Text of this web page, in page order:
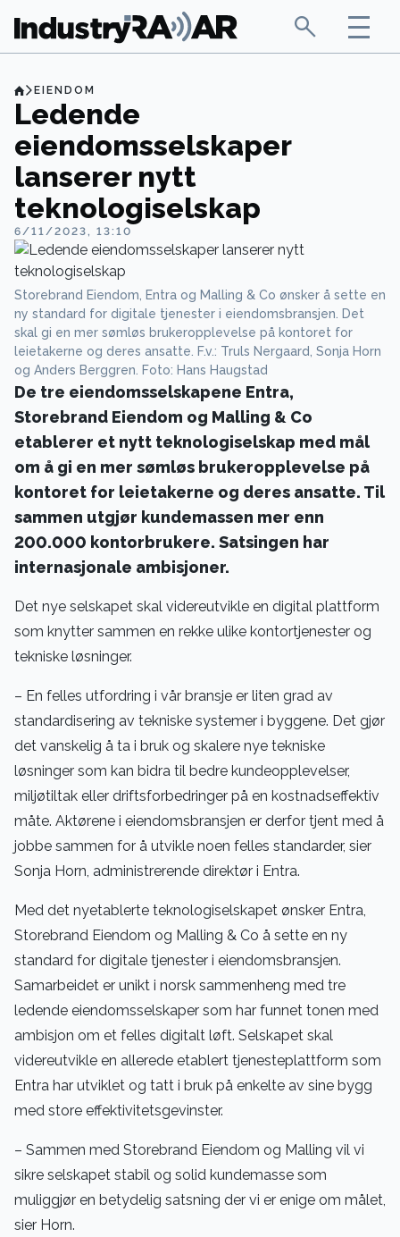
EIENDOM
Ledende
eiendomsselskaper
lanserer nytt
teknologiselskap
6/11/2023, 13:10
Storebrand Eiendom, Entra og Malling & Co ønsker å sette en
ny standard for digitale tjenester i eiendomsbransjen. Det
skal gi en mer sømløs brukeropplevelse på kontoret for
leietakerne og deres ansatte. F.v.: Truls Nergaard, Sonja Horn
og Anders Berggren. Foto: Hans Haugstad
De tre eiendomsselskapene Entra,
Storebrand Eiendom og Malling & Co
etablerer et nytt teknologiselskap med mål
om å gi en mer sømløs brukeropplevelse på
kontoret for leietakerne og deres ansatte. Til
sammen utgjør kundemassen mer enn
200.000 kontorbrukere. Satsingen har
internasjonale ambisjoner.
Det nye selskapet skal videreutvikle en digital plattform
som knytter sammen en rekke ulike kontortjenester og
tekniske løsninger.
– En felles utfordring i vår bransje er liten grad av
standardisering av tekniske systemer i byggene. Det gjør
det vanskelig å ta i bruk og skalere nye tekniske
løsninger som kan bidra til bedre kundeopplevelser,
miljøtiltak eller driftsforbedringer på en kostnadseffektiv
måte. Aktørene i eiendomsbransjen er derfor tjent med å
jobbe sammen for å utvikle noen felles standarder, sier
Sonja Horn, administrerende direktør i Entra.
Med det nyetablerte teknologiselskapet ønsker Entra,
Storebrand Eiendom og Malling & Co å sette en ny
standard for digitale tjenester i eiendomsbransjen.
Samarbeidet er unikt i norsk sammenheng med tre
ledende eiendomsselskaper som har funnet tonen med
ambisjon om et felles digitalt løft. Selskapet skal
videreutvikle en allerede etablert tjenesteplattform som
Entra har utviklet og tatt i bruk på enkelte av sine bygg
med store effektivitetsgevinster.
– Sammen med Storebrand Eiendom og Malling vil vi
sikre selskapet stabil og solid kundemasse som
muliggjør en betydelig satsning der vi er enige om målet,
sier Horn.